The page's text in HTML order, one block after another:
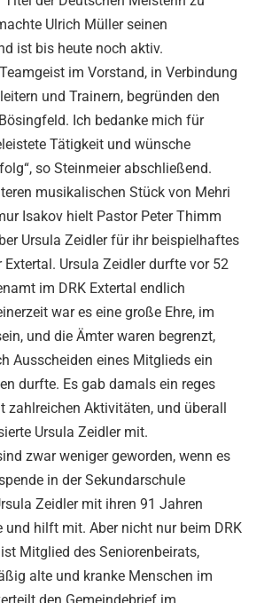
Ulrich Müller seinen
ist bis heute noch aktiv.
im Vorstand, in Verbindung
und Trainern, begründen den
Ich bedanke mich für
Tätigkeit und wünsche
so Steinmeier abschließend.
musikalischen Stück von Mehri
Isakov hielt Pastor Peter Thimm
Ursula Zeidler für ihr beispielhaftes
Extertal. Ursula Zeidler durfte vor 52
im DRK Extertal endlich
war es eine große Ehre, im
und die Ämter waren begrenzt,
Ausscheiden eines Mitglieds ein
durfte. Es gab damals ein reges
zahlreichen Aktivitäten, und überall
Ursula Zeidler mit.
zwar weniger geworden, wenn es
in der Sekundarschule
Zeidler mit ihren 91 Jahren
und hilft mit. Aber nicht nur beim DRK
Mitglied des Seniorenbeirats,
alte und kranke Menschen im